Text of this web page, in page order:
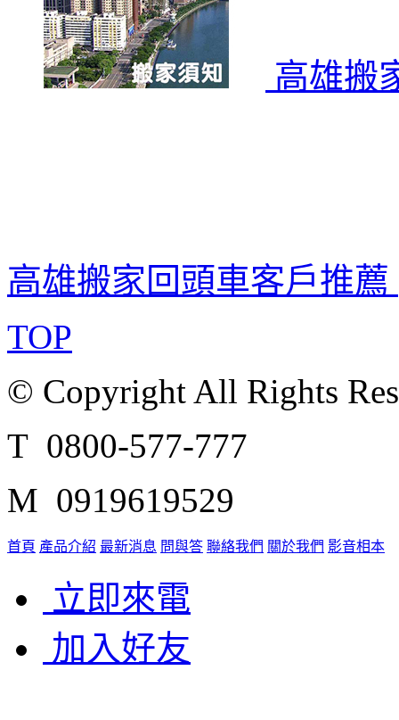
高雄搬
高雄搬家回頭車客戶推薦
TOP
© Copyright All Rights
T 0800-577-777
M 0919619529
首頁 產品介紹 最新消息 問與答 聯絡我們 關於我們 影音相本
立即來電
加入好友